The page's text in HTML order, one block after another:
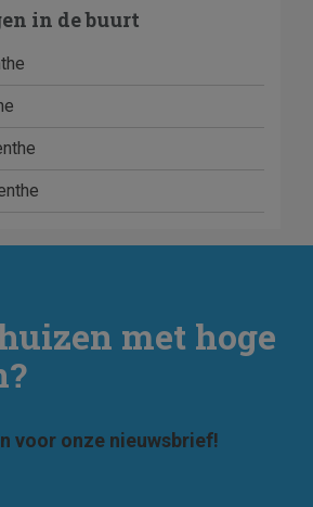
in de buurt
met hoge
voor onze nieuwsbrief!